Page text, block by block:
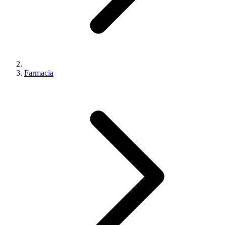
Farmacia